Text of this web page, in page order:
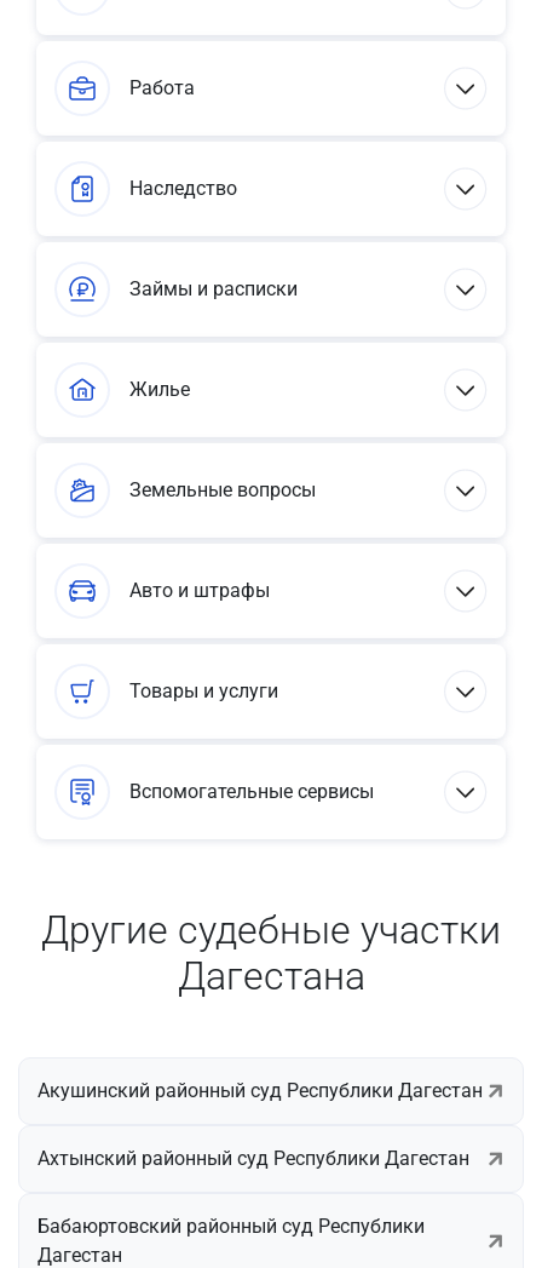
Работа
Наследство
Займы и расписки
Жилье
Земельные вопросы
Авто и штрафы
Товары и услуги
Вспомогательные сервисы
Другие судебные участки
Дагестана
Акушинский районный суд Республики Дагестан
Ахтынский районный суд Республики Дагестан
Бабаюртовский районный суд Республики
Дагестан